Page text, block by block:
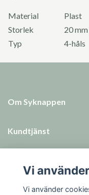
Material
Plast
Storlek
20 mm
Typ
4-håls
Om Syknappen
Kundtjänst
Sociala medier
Vi
Vi använder